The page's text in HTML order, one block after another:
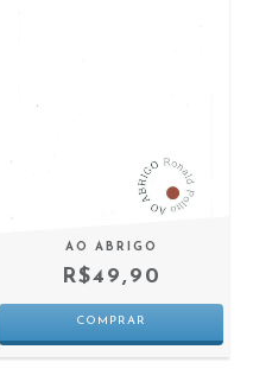
AO ABRIGO
R$49,90